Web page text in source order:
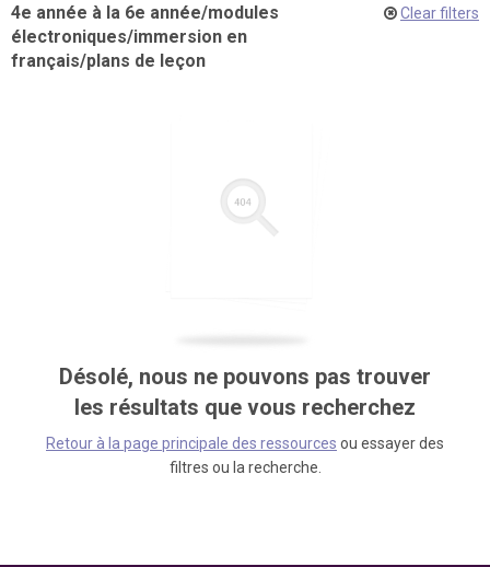
4e année à la 6e année/modules
électroniques/immersion en
français/plans de leçon
Clear filters
Désolé, nous ne pouvons pas trouver
les résultats que vous recherchez
Retour à la page principale des ressources ou essayer des
filtres ou la recherche.